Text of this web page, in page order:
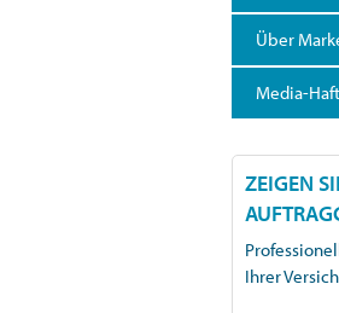
Über
Media-
ZEIGEN
Ihrer